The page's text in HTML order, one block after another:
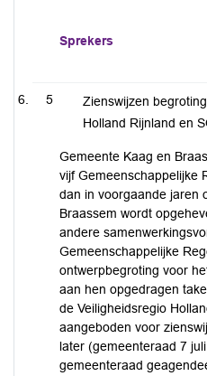
Sprekers
5
Zienswijzen
Holland Rijnland en
Gemeente Kaag en
vijf Gemeenschappelijke
dan in voorgaande jaren
Braassem wordt
andere
Gemeenschappelijke
ontwerpbegroting voor
aan hen opgedragen
de Veiligheidsregio
aangeboden voor
later (gemeenteraad 7
gemeenteraad